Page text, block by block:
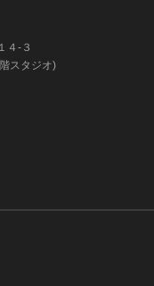
４-３
スタジオ)